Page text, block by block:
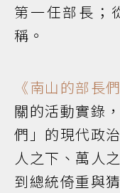
第一任部長；
稱。
《南山的部長們
關的活動實錄
們」的現代政
人之下、萬人
到總統倚重與